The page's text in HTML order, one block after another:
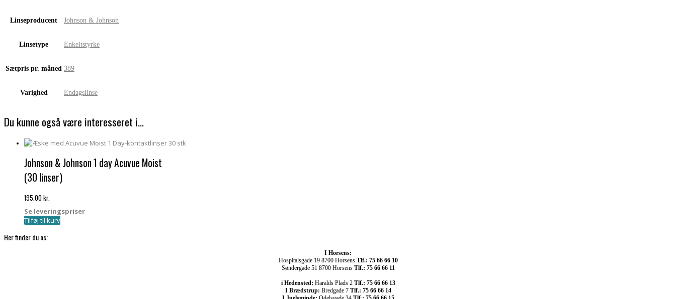
Linseproducent Johnson & Johnson
Linsetype Enkeltstyrke
Sætpris pr. måned 389
Varighed Endagslinse
Du kunne også være interesseret i…
Johnson & Johnson 1 day Acuvue Moist
(30 linser)
195.00kr.
Se leveringspriser
Tilføj til kurv
Her finder du os:
I Horsens:
Hospitalsgade 19 8700 Horsens Tlf.: 75 66 66 10
Søndergade 51 8700 Horsens Tlf.: 75 66 66 11
i Hedensted: Haralds Plads 2 Tlf.: 75 66 66 13
I Brædstrup: Bredgade 7 Tlf.: 75 66 66 14